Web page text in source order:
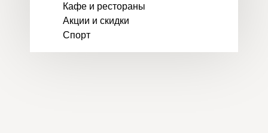
Кафе и рестораны
Акции и скидки
Спорт